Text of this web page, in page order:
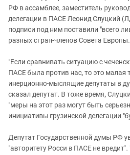
РФ в ассамблее, заместитель
делегации в ПАСЕ Леонид Слуцкий
подписи под ним поставили "всего
разных стран-членов Совета Европы.
"Если сравнивать ситуацию с
ПАСЕ была против нас, то это малая
инерционно-мыслящие депутаты в
сказал депутат. В тоже время,
"меры на этот раз могут быть
инициативы грузинской делегации
Депутат Государственной думы РФ
"авторитету Росси в ПАСЕ не